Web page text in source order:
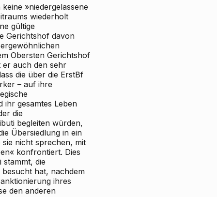
»niedergelassene
wiederholt
gültige
Gerichtshof davon
Obersten Gerichtshof
er auch den sehr
die über die ErstBf
– auf ihre
ihr gesamtes Leben
die
begleiten würden,
Übersiedlung in ein
sie nicht sprechen, mit
konfrontiert. Dies
stammt, die
hat, nachdem
ihres
den anderen